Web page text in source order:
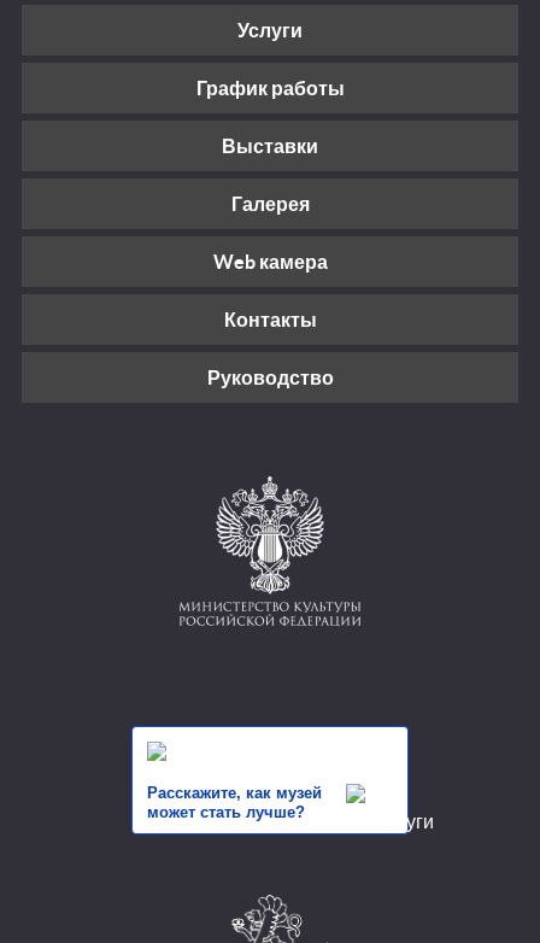
Услуги
График работы
Выставки
Галерея
Web камера
Контакты
Руководство
Расскажите, как музей
может стать лучше?